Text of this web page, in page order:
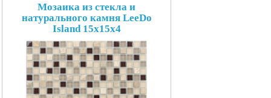
Мозаика из стекла и
натурального камня LeeDo
Island 15x15x4